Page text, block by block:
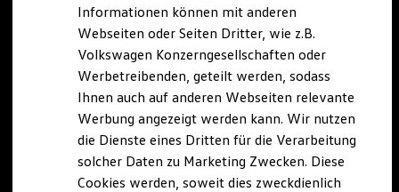
Lifestyle Shop
T-Roc Kollektion
Golf Kollektion
ID. Kollektion
Volkswagen Kollektion
R-Kollektion
GTI Kollektion
Fußball Drop
we drive football
#wedriveproud
Besitzer und Service
Informationen können mit anderen
Webseiten oder Seiten Dritter, wie z.B.
Volkswagen Konzerngesellschaften oder
Werbetreibenden, geteilt werden, sodass
Ihnen auch auf anderen Webseiten relevante
Werbung angezeigt werden kann. Wir nutzen
die Dienste eines Dritten für die Verarbeitung
solcher Daten zu Marketing Zwecken. Diese
Cookies werden, soweit dies zweckdienlich